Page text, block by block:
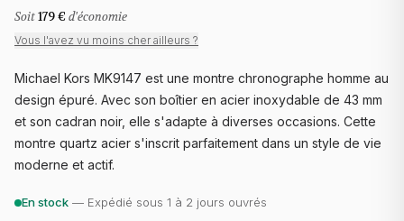
Soit179 € d'économie
Vous l'avez vu moins cher ailleurs ?
Michael Kors MK9147 est une montre chronographe homme au
design épuré. Avec son boîtier en acier inoxydable de 43 mm
et son cadran noir, elle s'adapte à diverses occasions. Cette
montre quartz acier s'inscrit parfaitement dans un style de vie
moderne et actif.
En stock — Expédié sous 1 à 2 jours ouvrés